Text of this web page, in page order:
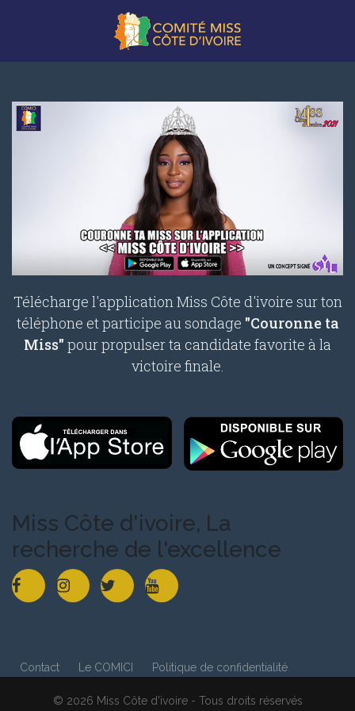
Télécharge l'application Miss Côte d'ivoire sur ton
téléphone et participe au sondage "Couronne ta
Miss" pour propulser ta candidate favorite à la
victoire finale.
Miss Côte d'ivoire, La
recherche de l'excellence
Contact Le COMICI Politique de confidentialité
© 2026 Miss Côte d'ivoire - Tous droits réservés